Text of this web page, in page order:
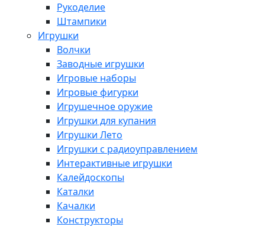
Рукоделие
Штампики
Игрушки
Волчки
Заводные игрушки
Игровые наборы
Игровые фигурки
Игрушечное оружие
Игрушки для купания
Игрушки Лето
Игрушки с радиоуправлением
Интерактивные игрушки
Калейдоскопы
Каталки
Качалки
Конструкторы